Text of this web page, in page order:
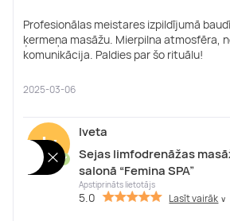
Profesionālas meistares izpildījumā
ķermeņa masāžu. Mierpilna atmosfēra,
komunikācija. Paldies par šo rituālu!
2025-03-06
Iv
✔
Iveta
Sejas limfodrenāžas
salonā “Femina SPA”
Apstiprināts lietotājs
5.0 Lasīt vairāk ∨